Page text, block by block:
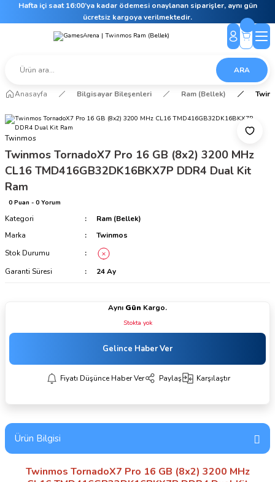
Hafta içi saat 16:00’ya kadar ödemesi onaylanan siparişler, aynı gün
ücretsiz kargoya verilmektedir.
ARA
Anasayfa Bilgisayar Bileşenleri Ram (Bellek)
Twinmos
Twinmos TornadoX7 Pro 16 GB (8x2) 3200 MHz
CL16 TMD416GB32DK16BKX7P DDR4 Dual Kit
Ram
0 Puan - 0 Yorum
Kategori
Ram (Bellek)
Marka
Twinmos
Stok Durumu
Garanti Süresi
24 Ay
Aynı Gün Kargo.
Stokta yok
Gelince Haber Ver
Fiyatı Düşünce Haber Ver Paylaş Karşılaştır
Ürün Bilgisi
Twinmos TornadoX7 Pro 16 GB (8x2) 3200 MHz